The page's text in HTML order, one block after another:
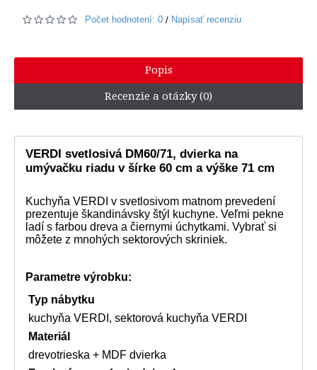
Počet hodnotení: 0 / Napísať recenziu
Popis
Recenzie a otázky (0)
VERDI svetlosivá DM60/71, dvierka na
umývačku riadu v šírke 60 cm a výške 71 cm
Kuchyňa VERDI v svetlosivom matnom prevedení
prezentuje škandinávsky štýl kuchyne. Veľmi pekne
ladí s farbou dreva a čiernymi úchytkami. Vybrať si
môžete z mnohých sektorových skriniek.
Parametre výrobku:
Typ nábytku
kuchyňa VERDI, sektorová kuchyňa VERDI
Materiál
drevotrieska + MDF dvierka